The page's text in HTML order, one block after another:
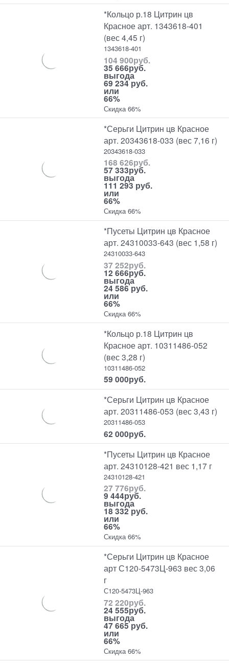
*Кольцо р.18 Цитрин цв
Красное арт. 1343618-401
(вес 4,45 г)
1343618-401
104 900руб.
35 666руб.
выгода
69 234 руб.
или
66%
Скидка 66%
*Серьги Цитрин цв Красное
арт. 20343618-033 (вес 7,16 г)
20343618-033
168 626руб.
57 333руб.
выгода
111 293 руб.
или
66%
Скидка 66%
*Пусеты Цитрин цв Красное
арт. 24310033-643 (вес 1,58 г)
24310033-643
37 252руб.
12 666руб.
выгода
24 586 руб.
или
66%
Скидка 66%
*Кольцо р.18 Цитрин цв
Красное арт. 10311486-052
(вес 3,28 г)
10311486-052
59 000руб.
*Серьги Цитрин цв Красное
арт. 20311486-053 (вес 3,43 г)
20311486-053
62 000руб.
*Пусеты Цитрин цв Красное
арт. 24310128-421 вес 1,17 г
24310128-421
27 776руб.
9 444руб.
выгода
18 332 руб.
или
66%
Скидка 66%
*Серьги Цитрин цв Красное
арт С120-5473Ц-963 вес 3,06
г
С120-5473Ц-963
72 220руб.
24 555руб.
выгода
47 665 руб.
или
66%
Скидка 66%